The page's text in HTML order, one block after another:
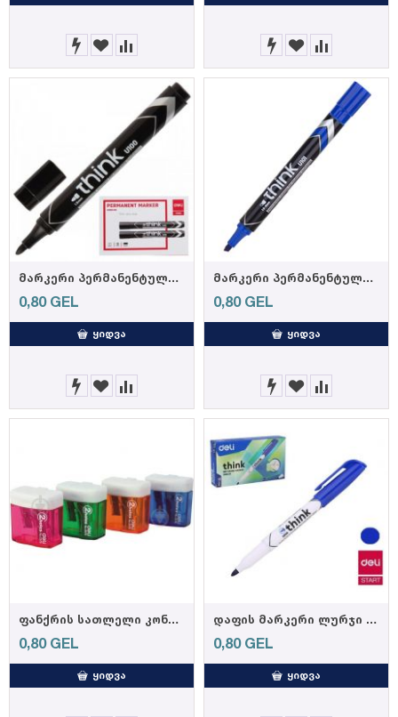
მარკერი პერმანენტული EU10020 Black, DELI
0,80 GEL
ᲧᲘᲓᲕᲐ
მარკერი პერმანენტული EU10030 Blue, DELI
0,80 GEL
ᲧᲘᲓᲕᲐ
ფანქრის სათლელი კონტეინერით E0574 , DELI
0,80 GEL
ᲧᲘᲓᲕᲐ
დაფის მარკერი ლურჯი U00630 Blue, DELI
0,80 GEL
ᲧᲘᲓᲕᲐ